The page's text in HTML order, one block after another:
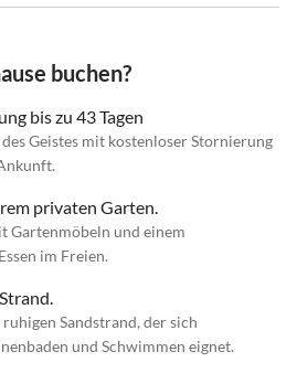
buchen?
bis zu 43 Tagen
Geistes mit kostenloser Stornierung
privaten Garten.
Gartenmöbeln und einem
im Freien.
ruhigen Sandstrand, der sich
und Schwimmen eignet.